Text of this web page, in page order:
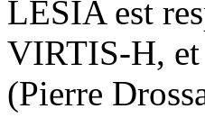
LESIA est
VIRTIS-H, et
(Pierre